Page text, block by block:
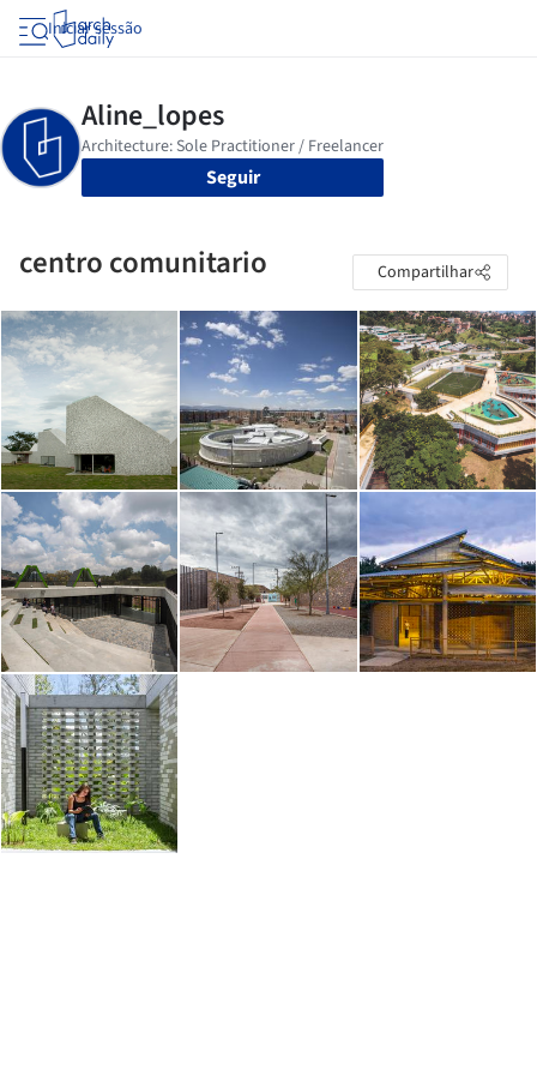
Iniciar sessão
Seguir
centro comunitario Compartilhar